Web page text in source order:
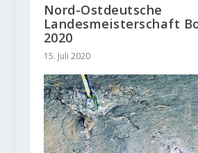
Nord-Ostdeutsche
Landesmeisterschaft
2020
15. Juli 2020